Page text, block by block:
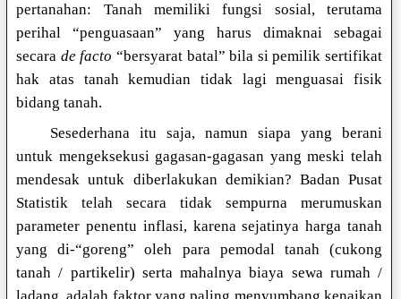
pertanahan: Tanah memiliki fungsi sosial, terutama
perihal “penguasaan” yang harus dimaknai sebagai
secara de facto “bersyarat batal” bila si pemilik sertifikat
hak atas tanah kemudian tidak lagi menguasai fisik
bidang tanah.
Sesederhana itu saja, namun siapa yang berani
untuk mengeksekusi gagasan-gagasan yang meski telah
mendesak untuk diberlakukan demikian? Badan Pusat
Statistik telah secara tidak sempurna merumuskan
parameter penentu inflasi, karena sejatinya harga tanah
yang di-“goreng” oleh para pemodal tanah (cukong
tanah / partikelir) serta mahalnya biaya sewa rumah /